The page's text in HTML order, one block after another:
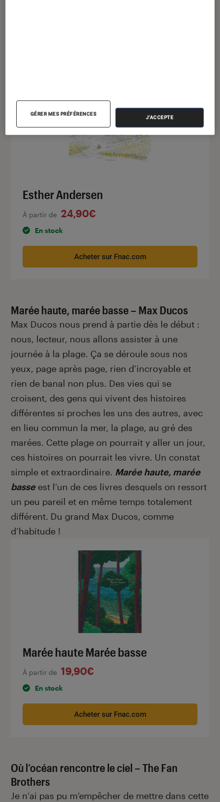
Esther Andersen
À partir de 24,90€
En stock
Acheter sur Fnac.com
Marée haute, marée basse – Max Ducos
Max Ducos nous prend à partie dès le début :
nous, lecteur, nous allons assister à une
journée à la plage. Ça se déroule sous nos
yeux, page après page, rien d’incroyable et
rien de banal non plus. Des vies qui se
croisent, des gens qui vivent des histoires
différentes si proches les uns des autres, avec
en lieu commun la mer, la plage, au gré des
marées. Cette plage on pourrait y aller un jour,
ces histoires on pourrait les vivre. Un constat
simple et extraordinaire. Marée haute, marée
basseest l’un de ces livres desquels on ressort
un peu pareil et en même temps totalement
différent. Du grand Max Ducos, comme
d’habitude !
Marée haute Marée basse
À partir de 19,90€
En stock
Acheter sur Fnac.com
Où l’océan rencontre le ciel – The Fan
Brothers
Je n’ai pas pu m’empêcher de mettre dans cette
GÉRER MES PRÉFÉRENCES
J'ACCEPTE